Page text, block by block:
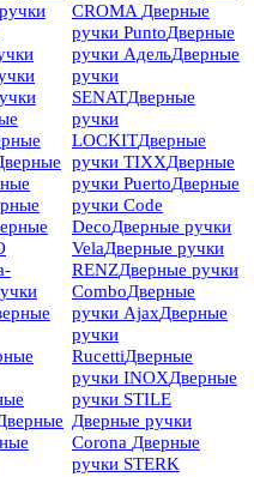
CROMA Дверные
ручки PuntoДверные
ручки АдельДверные
ручки
SENATДверные
ручки
LOCKITДверные
ручки TIXXДверные
ручки PuertoДверные
ручки Code
DecoДверные ручки
VelaДверные ручки
RENZДверные ручки
ComboДверные
ручки AjaxДверные
ручки
RucettiДверные
ручки INOXДверные
ручки STILE
Дверные ручки
Corona Дверные
ручки STERK